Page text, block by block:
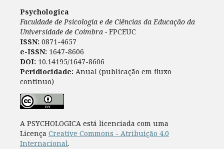
Psychologica
Faculdade de Psicologia e de Ciências da Educação da
Universidade de Coimbra - FPCEUC
ISSN: 0871-4657
e-ISSN: 1647-8606
DOI: 10.14195/1647-8606
Peridiocidade: Anual (publicação em fluxo
contínuo)
A PSYCHOLOGICA está licenciada com uma
Licença Creative Commons - Atribuição 4.0
Internacional.